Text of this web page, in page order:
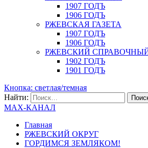
1907 ГОДЪ
1906 ГОДЪ
РЖЕВСКАЯ ГАЗЕТА
1907 ГОДЪ
1906 ГОДЪ
РЖЕВСКИЙ
1902 ГОДЪ
1901 ГОДЪ
Кнопка: светлая/темная
Найти:
MAX-КАНАЛ
Главная
РЖЕВСКИЙ ОКРУГ
ГОРДИМСЯ ЗЕМЛЯКОМ!